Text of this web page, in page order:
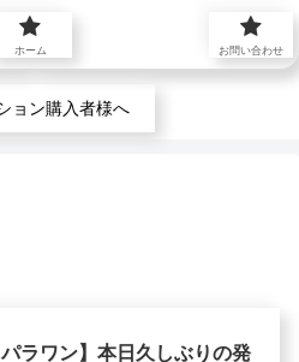
ョン購入者様へ
パラワン】本日久しぶりの発
ホーム お問い合わせ